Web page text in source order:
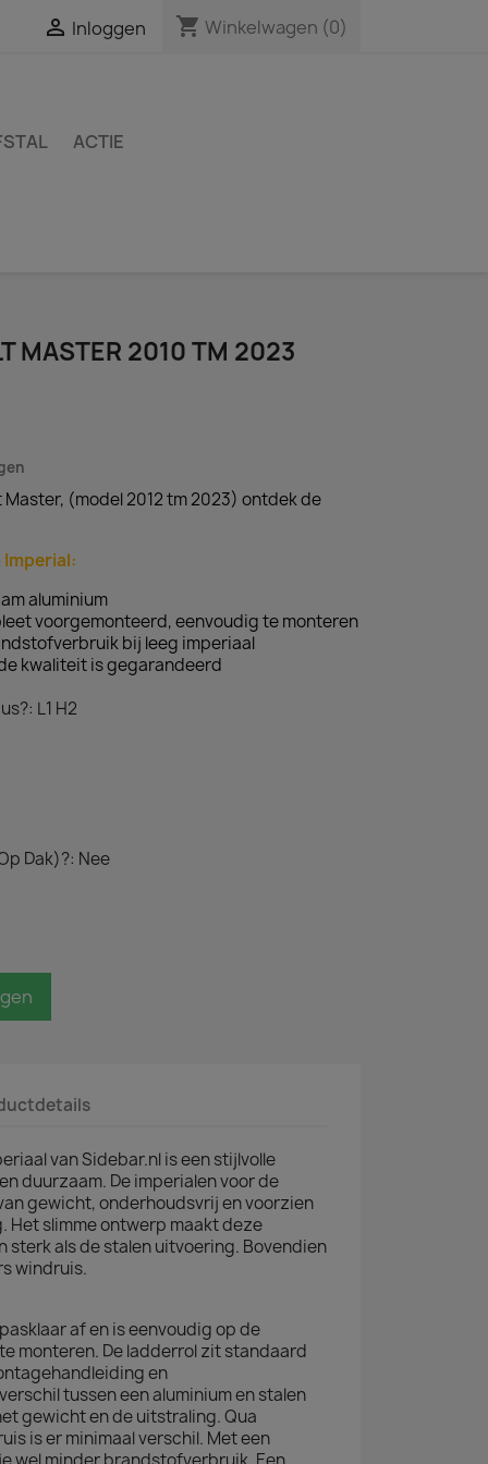
 Inloggen shopping_cart Winkelwagen (0)
ACTIE
MASTER 2010 TM 2023
(model 2012 tm 2023) ontdek de
aluminium
voorgemonteerd, eenvoudig te monteren
bij leeg imperiaal
kwaliteit is gegarandeerd
L1 H2
Dak)?: Nee
van Sidebar.nl is een stijlvolle
duurzaam. De imperialen voor de
gewicht, onderhoudsvrij en voorzien
Het slimme ontwerp maakt deze
sterk als de stalen uitvoering. Bovendien
windruis.
af en is eenvoudig op de
monteren. De ladderrol zit standaard
en
tussen een aluminium en stalen
gewicht en de uitstraling. Qua
is er minimaal verschil. Met een